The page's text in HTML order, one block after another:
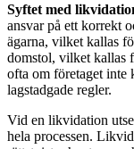
Syftet med
ansvar på ett korrekt
ägarna, vilket kallas
domstol, vilket kallas
ofta om företaget inte
lagstadgade regler.
Vid en likvidation
hela processen.